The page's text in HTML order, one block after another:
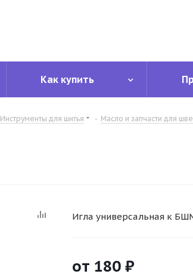
Как купить
Инструменты для шитья - Масло и запчасти для
Игла универсальная к
от 180 ₽